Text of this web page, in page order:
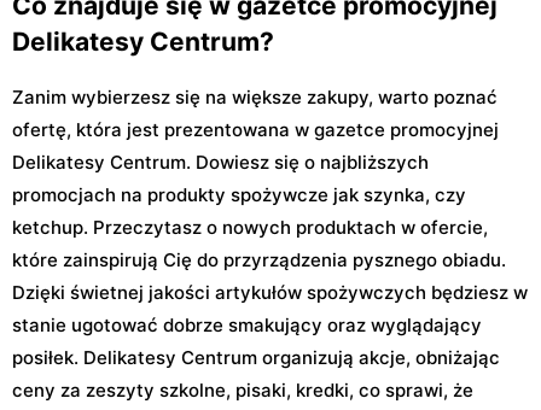
Delikatesy Centrum?
Zanim wybierzesz się na większe zakupy, warto poznać
ofertę, która jest prezentowana w gazetce promocyjnej
Delikatesy Centrum. Dowiesz się o najbliższych
promocjach na produkty spożywcze jak szynka, czy
ketchup. Przeczytasz o nowych produktach w ofercie,
które zainspirują Cię do przyrządzenia pysznego obiadu.
Dzięki świetnej jakości artykułów spożywczych będziesz w
stanie ugotować dobrze smakujący oraz wyglądający
posiłek. Delikatesy Centrum organizują akcje, obniżając
ceny za zeszyty szkolne, pisaki, kredki, co sprawi, że